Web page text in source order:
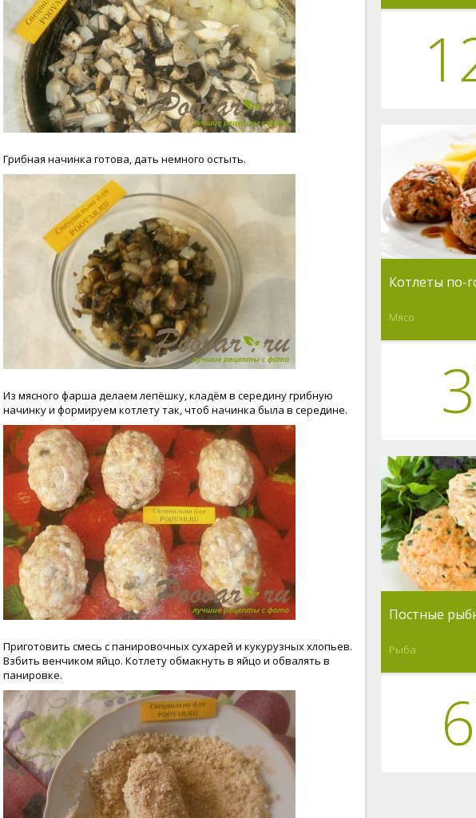
Грибная начинка готова, дать немного остыть.
Из мясного фарша делаем лепёшку, кладём в середину грибную
начинку и формируем котлету так, чтоб начинка была в середине.
Приготовить смесь с панировочных сухарей и кукурузных хлопьев.
Взбить венчиком яйцо. Котлету обмакнуть в яйцо и обвалять в
панировке.
Котлеты по-
Мясо
3
Постные
Рыба
6